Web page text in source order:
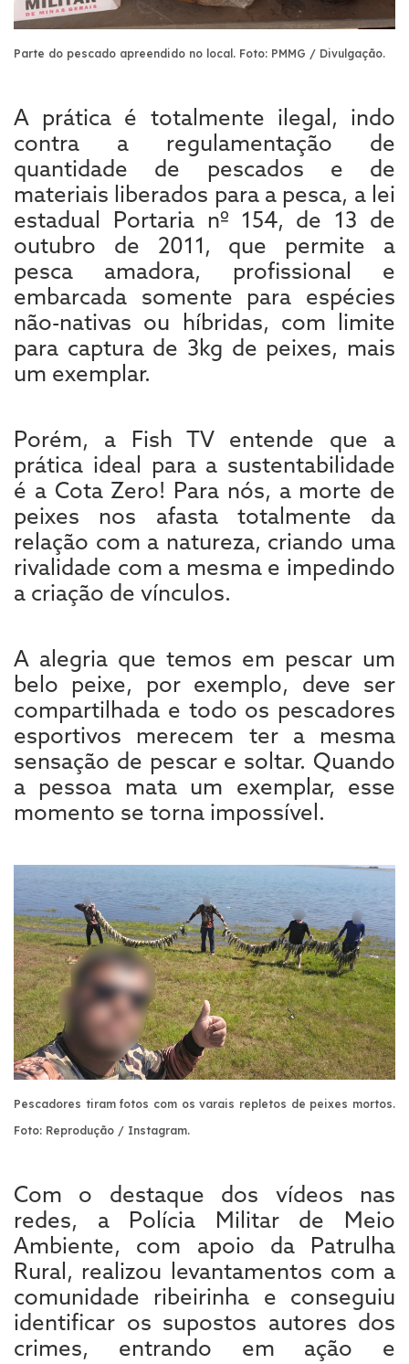
Parte do pescado apreendido no local. Foto: PMMG / Divulgação.
A prática é totalmente ilegal, indo
contra a regulamentação de
quantidade de pescados e de
materiais liberados para a pesca, a lei
estadual Portaria nº 154, de 13 de
outubro de 2011, que permite a
pesca amadora, profissional e
embarcada somente para espécies
não-nativas ou híbridas, com limite
para captura de 3kg de peixes, mais
um exemplar.
Porém, a Fish TV entende que a
prática ideal para a sustentabilidade
é a Cota Zero! Para nós, a morte de
peixes nos afasta totalmente da
relação com a natureza, criando uma
rivalidade com a mesma e impedindo
a criação de vínculos.
A alegria que temos em pescar um
belo peixe, por exemplo, deve ser
compartilhada e todo os pescadores
esportivos merecem ter a mesma
sensação de pescar e soltar. Quando
a pessoa mata um exemplar, esse
momento se torna impossível.
Pescadores tiram fotos com os varais repletos de peixes mortos.
Foto: Reprodução / Instagram.
Com o destaque dos vídeos nas
redes, a Polícia Militar de Meio
Ambiente, com apoio da Patrulha
Rural, realizou levantamentos com a
comunidade ribeirinha e conseguiu
identificar os supostos autores dos
crimes, entrando em ação e